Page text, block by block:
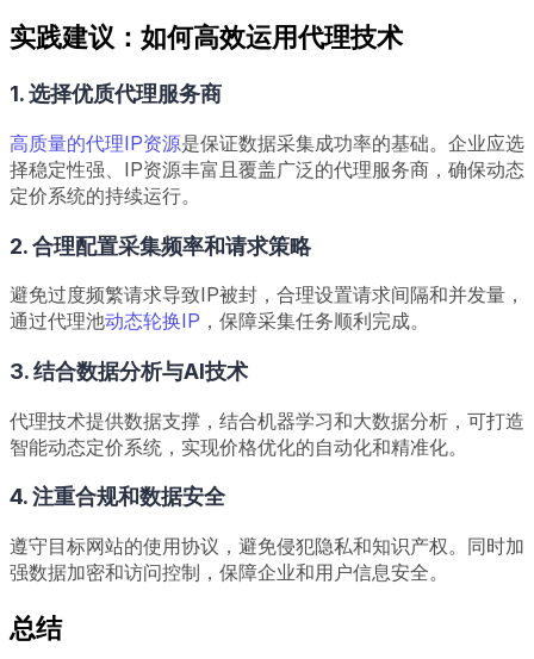
实践建议：如何高效运用代理技术
1. 选择优质代理服务商
高质量的代理IP资源是保证数据采集成功率的基础。企业应选
择稳定性强、IP资源丰富且覆盖广泛的代理服务商，确保动态
定价系统的持续运行。
2. 合理配置采集频率和请求策略
避免过度频繁请求导致IP被封，合理设置请求间隔和并发量，
通过代理池动态轮换IP ，保障采集任务顺利完成。
3. 结合数据分析与AI技术
代理技术提供数据支撑，结合机器学习和大数据分析，可打造
智能动态定价系统，实现价格优化的自动化和精准化。
4. 注重合规和数据安全
遵守目标网站的使用协议，避免侵犯隐私和知识产权。同时加
强数据加密和访问控制，保障企业和用户信息安全。
总结